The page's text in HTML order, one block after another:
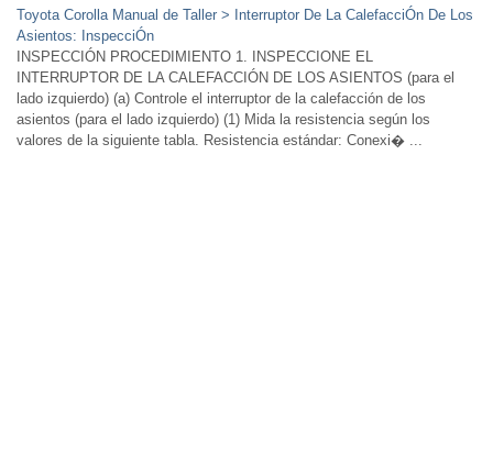
Toyota Corolla Manual de Taller > Interruptor De La CalefacciÓn De Los
Asientos: InspecciÓn
INSPECCIÓN PROCEDIMIENTO 1. INSPECCIONE EL
INTERRUPTOR DE LA CALEFACCIÓN DE LOS ASIENTOS (para el
lado izquierdo) (a) Controle el interruptor de la calefacción de los
asientos (para el lado izquierdo) (1) Mida la resistencia según los
valores de la siguiente tabla. Resistencia estándar: Conexi� ...